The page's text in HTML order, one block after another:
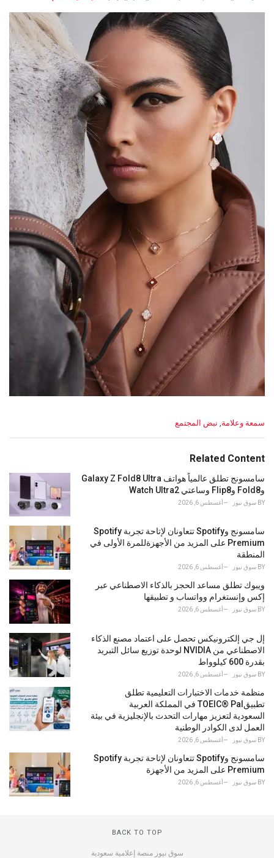
C
e
o
r
i
:
سمعة وعلامة, نبض المجتمع
Related Content
سامسونج تطلق عالمياً هواتف Galaxy Z Fold8 Ultra
وFold8 وFlip8 وساعتي Watch Ultra2
BY سوق نيوز أغسطس 6, 2026
سامسونج وSpotify تتعاونان لإتاحة تجربة Spotify
Premium على المزيد من الأجهزةللمرة الأولى في
المنطقة
BY سوق نيوز أغسطس 6, 2026
ويبوك تطلق مساعد الحجز بالذكاء الاصطناعي عبر
إكس وإنستغرام وواتساب و تطبيقها
BY سوق نيوز أغسطس 6, 2026
إل جي إلكترونيكس تحصل على اعتماد مصنع الذكاء
الاصطناعي من NVIDIA لوحدة توزيع سائل التبريد
بقدرة 600 كيلوواط
BY سوق نيوز أغسطس 6, 2026
منظمة خدمات الاختبارات التعليمية تطلق
تطبيقTOEIC® Pal في المملكة العربية
السعودية لتعزيز مهارات التحدث بالإنجليزية في بيئة
العمل لدى الكوادر الوطنية
BY سوق نيوز أغسطس 6, 2026
سامسونج وSpotify تتعاونان لإتاحة تجربة Spotify
Premium على المزيد من الأجهزة
BY سوق نيوز أغسطس 6, 2026
BACK TO TOP
سوق نيوز منصة إعلامية سعودية